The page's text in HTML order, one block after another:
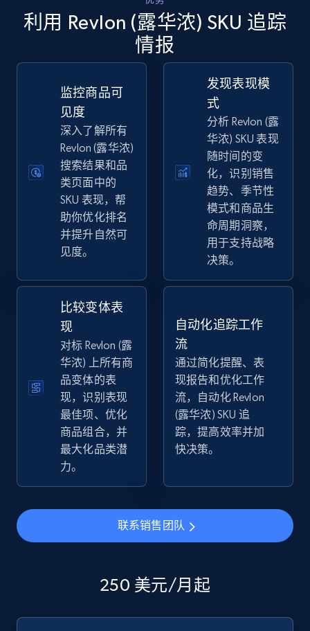
Seller reviews, Breadcrumbs, Root category, and
more.
359+ 立即开始
eBay - Gather data on products using
specified keywords
URL, Product id, Title, Seller name, Seller rating,
Seller reviews, Breadcrumbs, Root category, and
more.
2.5K+ 359+
eBay - Collect products from shops on eBay
URL, Product id, Title, Seller name, Seller rating,
Seller reviews, Breadcrumbs, Root category, and
more.
2.5K+
eBay - Collect records by category
Seller reviews, Breadcrumbs, Root category, and
利用 Revlon (露华浓) SKU 追踪
情报
监控商品可
见度
深入了解所有
Revlon (露华浓)
搜索结果和品
类页面中的
SKU 表现，帮
助你优化排名
并提升自然可
见度。
发现表现模
式
分析 Revlon (露
华浓) SKU 表现
随时间的变
化，识别销售
趋势、季节性
模式和商品生
命周期洞察，
用于支持战略
决策。
比较变体表
现
对标 Revlon (露
华浓) 上所有商
品变体的表
现，识别表现
最佳项、优化
商品组合，并
最大化品类潜
力。
自动化追踪工作
流
通过简化提醒、表
现报告和优化工作
流，自动化 Revlon
(露华浓) SKU 追
踪，提高效率并加
快决策。
联系销售团队
250 美元/月起